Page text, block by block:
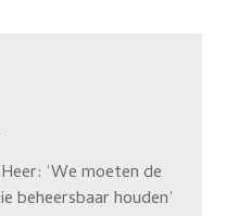
‘We moeten de
beheersbaar houden’